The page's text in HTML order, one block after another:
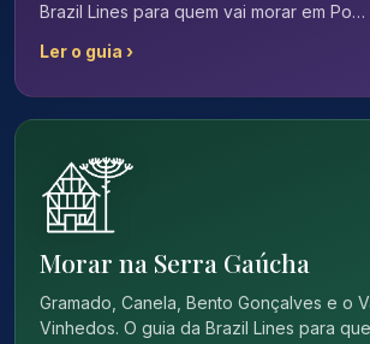
Brazil Lines para quem vai morar em Po…
Ler o guia ›
Morar na Serra Gaúcha
Gramado, Canela, Bento Gonçalves e o
Vinhedos. O guia da Brazil Lines para